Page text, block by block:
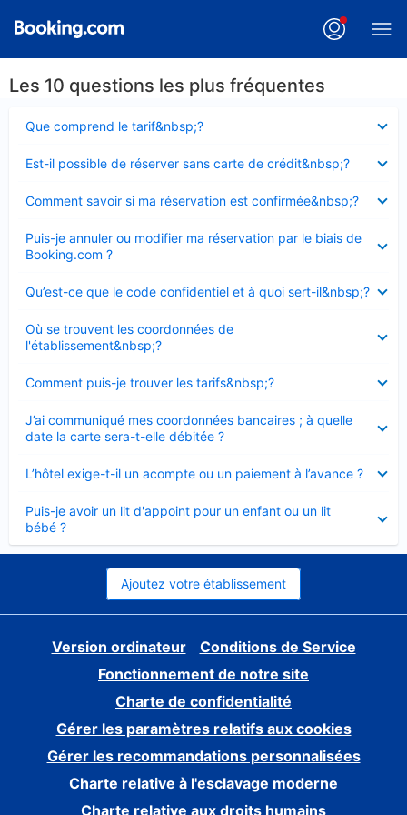
Les 10 questions les plus fréquentes
Que comprend le tarif&nbsp;?
fermé
Est-il possible de réserver sans carte de crédit&nbsp;?
fermé
Comment savoir si ma réservation est confirmée&nbsp;?
fermé
Puis-je annuler ou modifier ma réservation par le biais de
Booking.com ?
fermé
Qu’est-ce que le code confidentiel et à quoi sert-il&nbsp;?
fermé
Où se trouvent les coordonnées de
l'établissement&nbsp;?
fermé
Comment puis-je trouver les tarifs&nbsp;?
fermé
J’ai communiqué mes coordonnées bancaires ; à quelle
date la carte sera-t-elle débitée ?
fermé
L’hôtel exige-t-il un acompte ou un paiement à l’avance ?
fermé
Puis-je avoir un lit d'appoint pour un enfant ou un lit
bébé ?
fermé
Ajoutez votre établissement
Version ordinateur
Conditions de Service
Fonctionnement de notre site
Charte de confidentialité
Gérer les paramètres relatifs aux cookies
Gérer les recommandations personnalisées
Charte relative à l'esclavage moderne
Charte relative aux droits humains